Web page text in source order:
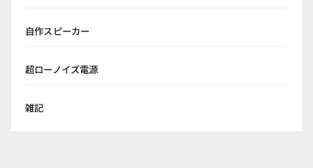
自作スピーカー
超ローノイズ電源
雑記